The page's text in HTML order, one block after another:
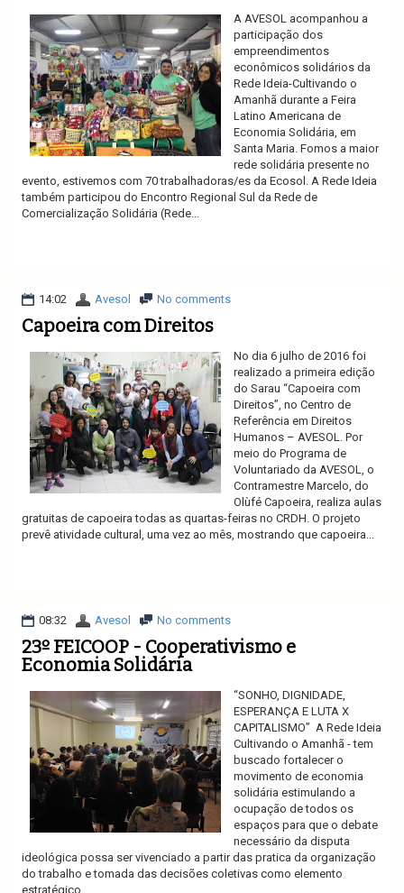
A AVESOL acompanhou a
participação dos
empreendimentos
econômicos solidários da
Rede Ideia-Cultivando o
Amanhã durante a Feira
Latino Americana de
Economia Solidária, em
Santa Maria. Fomos a maior
rede solidária presente no
evento, estivemos com 70 trabalhadoras/es da Ecosol. A Rede Ideia
também participou do Encontro Regional Sul da Rede de
Comercialização Solidária (Rede...
14:02 Avesol No comments
Capoeira com Direitos
No dia 6 julho de 2016 foi
realizado a primeira edição
do Sarau “Capoeira com
Direitos”, no Centro de
Referência em Direitos
Humanos – AVESOL. Por
meio do Programa de
Voluntariado da AVESOL, o
Contramestre Marcelo, do
Olùfé Capoeira, realiza aulas
gratuitas de capoeira todas as quartas-feiras no CRDH. O projeto
prevê atividade cultural, uma vez ao mês, mostrando que capoeira...
08:32 Avesol No comments
23º FEICOOP - Cooperativismo e
Economia Solidária
“SONHO, DIGNIDADE,
ESPERANÇA E LUTA X
CAPITALISMO” A Rede Ideia
Cultivando o Amanhã - tem
buscado fortalecer o
movimento de economia
solidária estimulando a
ocupação de todos os
espaços para que o debate
necessário da disputa
ideológica possa ser vivenciado a partir das pratica da organização
do trabalho e tomada das decisões coletivas como elemento
estratégico...